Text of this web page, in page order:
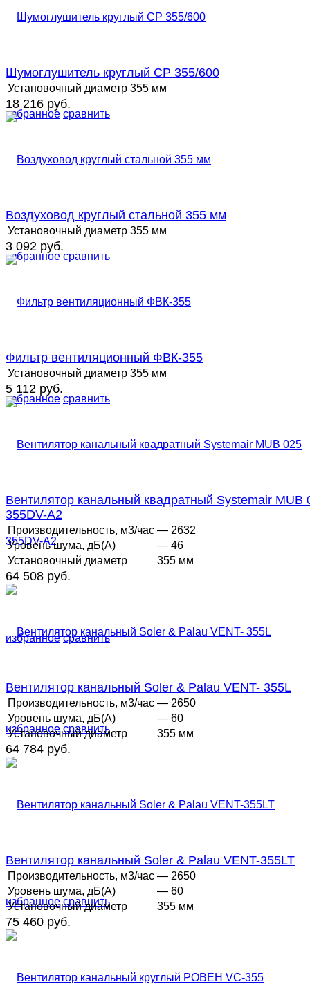
избранное сравнить
Шумоглушитель круглый СР 355/600
Установочный диаметр 355 мм
18 216 руб.
избранное сравнить
Воздуховод круглый стальной 355 мм
Установочный диаметр 355 мм
3 092 руб.
избранное сравнить
Фильтр вентиляционный ФВК-355
Установочный диаметр 355 мм
5 112 руб.
избранное сравнить
Вентилятор канальный квадратный Systemair MUB
355DV-A2
Производительность, м3/час — 2632
Уровень шума, дБ(А)
— 46
Установочный диаметр
355 мм
64 508 руб.
избранное сравнить
Вентилятор канальный Soler & Palau VENT- 355L
Производительность, м3/час — 2650
Уровень шума, дБ(А)
— 60
Установочный диаметр
355 мм
64 784 руб.
избранное сравнить
Вентилятор канальный Soler & Palau VENT-355LT
Производительность, м3/час — 2650
Уровень шума, дБ(А)
— 60
Установочный диаметр
355 мм
75 460 руб.